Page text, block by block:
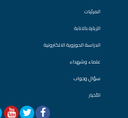
المرئيات
الزيارة بالانابة
الدراسة الحوزوية الالكترونية
علماء وشهداء
سؤال وجواب
الأخبار